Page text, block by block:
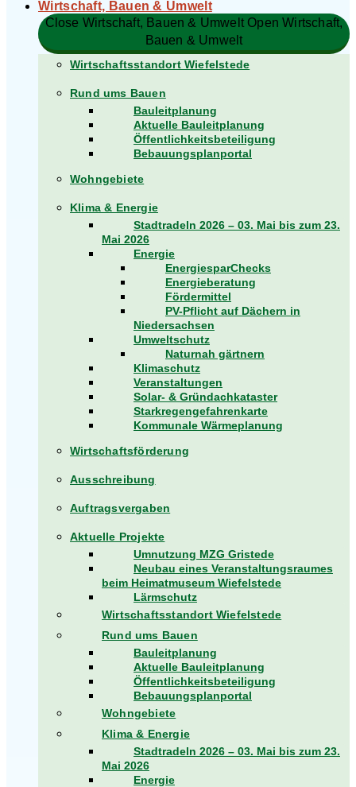
Wirtschaft, Bauen & Umwelt
Close Wirtschaft, Bauen & Umwelt Open Wirtschaft,
Bauen & Umwelt
Wirtschaftsstandort Wiefelstede
Rund ums Bauen
Bauleitplanung
Aktuelle Bauleitplanung
Öffentlichkeitsbeteiligung
Bebauungsplanportal
Wohngebiete
Klima & Energie
Stadtradeln 2026 – 03. Mai bis zum 23.
Mai 2026
Energie
EnergiesparChecks
Energieberatung
Fördermittel
PV-Pflicht auf Dächern in
Niedersachsen
Umweltschutz
Naturnah gärtnern
Klimaschutz
Veranstaltungen
Solar- & Gründachkataster
Starkregengefahrenkarte
Kommunale Wärmeplanung
Wirtschaftsförderung
Ausschreibung
Auftragsvergaben
Aktuelle Projekte
Umnutzung MZG Gristede
Neubau eines Veranstaltungsraumes
beim Heimatmuseum Wiefelstede
Lärmschutz
Wirtschaftsstandort Wiefelstede
Rund ums Bauen
Bauleitplanung
Aktuelle Bauleitplanung
Öffentlichkeitsbeteiligung
Bebauungsplanportal
Wohngebiete
Klima & Energie
Stadtradeln 2026 – 03. Mai bis zum 23.
Mai 2026
Energie